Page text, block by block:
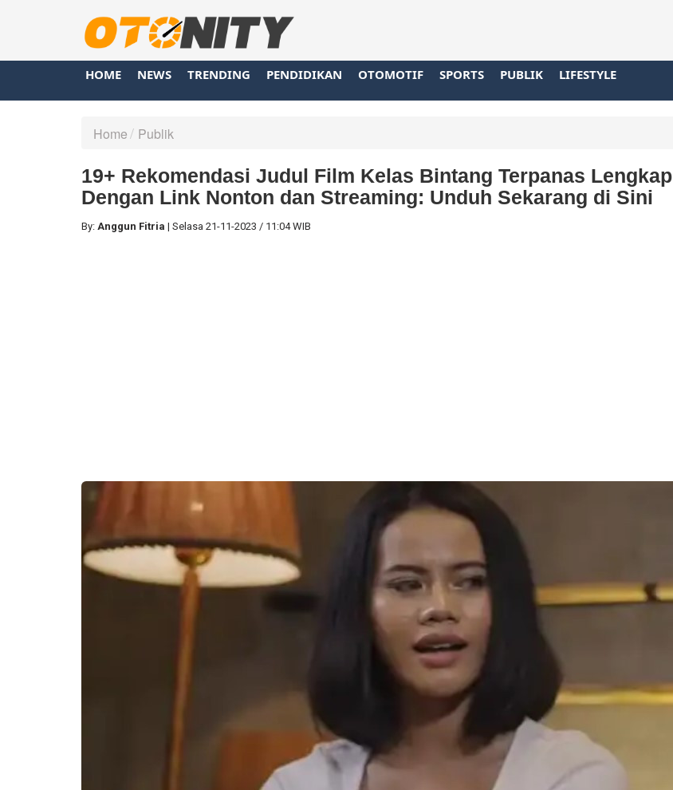
HOME NEWS TRENDING PENDIDIKAN OTOMOTIF SPORTS PUBLIK LIFESTYLE
Home Publik
19+ Rekomendasi Judul Film Kelas Bintang Terpanas Lengkap
Dengan Link Nonton dan Streaming: Unduh Sekarang di Sini
By: Anggun Fitria | Selasa 21-11-2023 / 11:04 WIB